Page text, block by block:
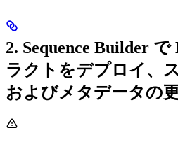
2. Sequence Builder で
ラクトをデプロイ、
およびメタデータの